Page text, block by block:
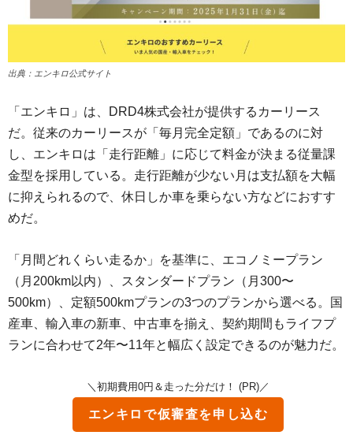
出典：エンキロ公式サイト
「エンキロ」は、DRD4株式会社が提供するカーリース
だ。従来のカーリースが「毎月完全定額」であるのに対
し、エンキロは「走行距離」に応じて料金が決まる従量課
金型を採用している。走行距離が少ない月は支払額を大幅
に抑えられるので、休日しか車を乗らない方などにおすす
めだ。
「月間どれくらい走るか」を基準に、エコノミープラン
（月200km以内）、スタンダードプラン（月300〜
500km）、定額500kmプランの3つのプランから選べる。国
産車、輸入車の新車、中古車を揃え、契約期間もライフプ
ランに合わせて2年〜11年と幅広く設定できるのが魅力だ。
＼初期費用0円＆走った分だけ！ (PR)／
エンキロで仮審査を申し込む